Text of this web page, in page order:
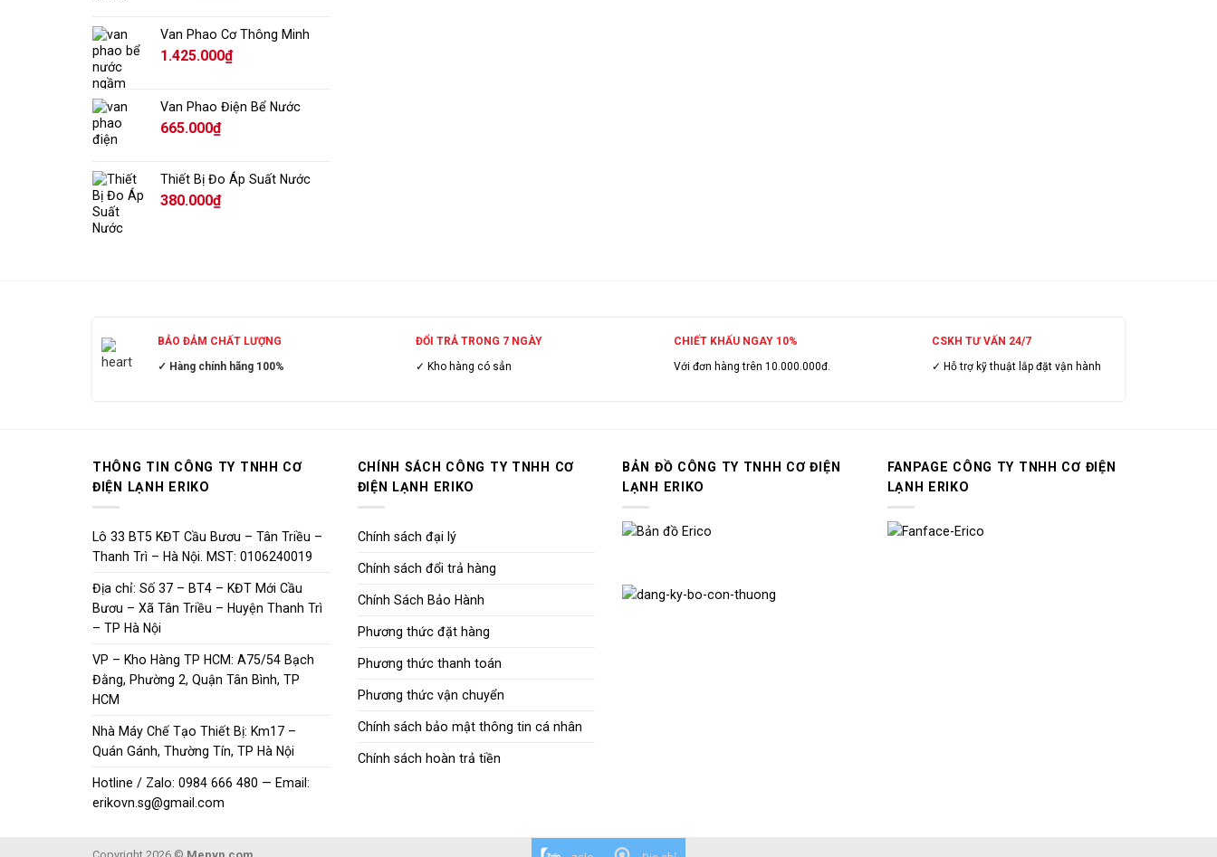
Van Phao Cơ Thông Minh
1.425.000₫
Van Phao Điện Bể Nước
665.000₫
Thiết Bị Đo Áp Suất Nước
380.000₫
BẢO ĐẢM CHẤT LƯỢNG
✓ Hàng chính hãng 100%
ĐỔI TRẢ TRONG 7 NGÀY
✓ Kho hàng có sẳn
CHIẾT KHẤU NGAY 10%
Với đơn hàng trên 10.000.000đ.
CSKH TƯ VẤN 24/7
✓ Hỗ trợ kỹ thuật lắp đặt vận hành
THÔNG TIN CÔNG TY TNHH CƠ
ĐIỆN LẠNH ERIKO
Lô 33 BT5 KĐT Cầu Bươu – Tân Triều –
Thanh Trì – Hà Nội. MST: 0106240019
Địa chỉ: Số 37 – BT4 – KĐT Mới Cầu
Bươu – Xã Tân Triều – Huyện Thanh Trì
– TP Hà Nội
VP – Kho Hàng TP HCM: A75/54 Bạch
Đằng, Phường 2, Quận Tân Bình, TP
HCM
Nhà Máy Chế Tạo Thiết Bị: Km17 –
Quán Gánh, Thường Tín, TP Hà Nội
Hotline / Zalo: 0984 666 480 — Email:
erikovn.sg@gmail.com
CHÍNH SÁCH CÔNG TY TNHH CƠ
ĐIỆN LẠNH ERIKO
Chính sách đại lý
Chính sách đổi trả hàng
Chính Sách Bảo Hành
Phương thức đặt hàng
Phương thức thanh toán
Phương thức vận chuyển
Chính sách bảo mật thông tin cá nhân
Chính sách hoàn trả tiền
BẢN ĐỒ CÔNG TY TNHH CƠ ĐIỆN
LẠNH ERIKO
FANPAGE CÔNG TY TNHH CƠ ĐIỆN
LẠNH ERIKO